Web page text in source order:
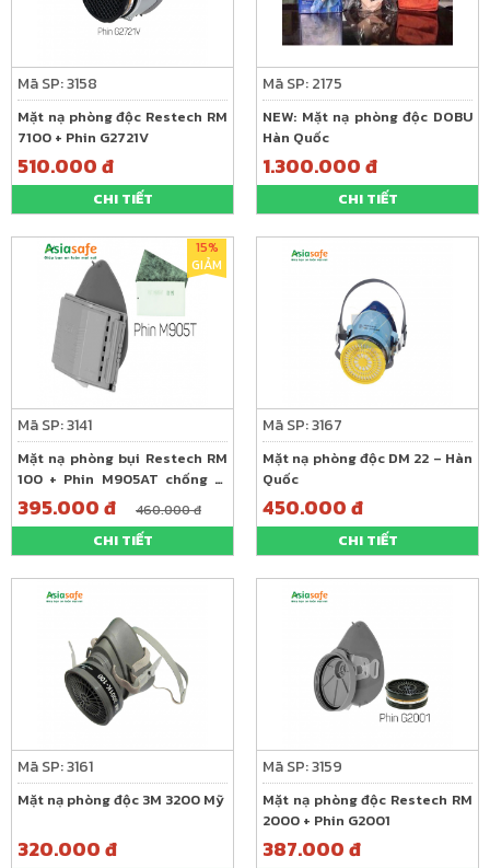
Mã SP: 3158
Mặt nạ phòng độc Restech RM
7100 + Phin G2721V
510.000 đ
CHI TIẾT
Mã SP: 2175
NEW: Mặt nạ phòng độc DOBU
Hàn Quốc
1.300.000 đ
CHI TIẾT
15%
GIẢM
Mã SP: 3141
Mặt nạ phòng bụi Restech RM
100 + Phin M905AT chống vi
khuẩn, virus, bụi
395.000 đ 460.000 đ
CHI TIẾT
Mã SP: 3167
Mặt nạ phòng độc DM 22 – Hàn
Quốc
450.000 đ
CHI TIẾT
Mã SP: 3161
Mặt nạ phòng độc 3M 3200 Mỹ
320.000 đ
Mã SP: 3159
Mặt nạ phòng độc Restech RM
2000 + Phin G2001
387.000 đ